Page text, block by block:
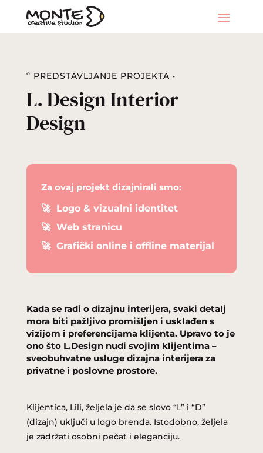
º PREDSTAVLJANJE PROJEKTA •
L. Design Interior
Design
Za ovaj projekt dizajnirali smo:
🚀 Logo & vizualni identitet
🚀 Web stranicu
🚀 Grafički online i offline materijal
Kada se radi o dizajnu interijera, svaki detalj
mora biti pažljivo promišljen i usklađen s
vizijom i preferencijama klijenta. Upravo to je
ono što L.Design nudi svojim klijentima –
sveobuhvatne usluge dizajna interijera za
privatne i poslovne prostore.
Klijentica, Lili, željela je da se slovo “L” i “D”
(dizajn) uključi u logo brenda. Istodobno, željela
je zadržati osobni pečat i eleganciju.